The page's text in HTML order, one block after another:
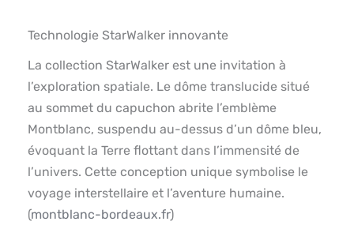
Technologie StarWalker innovante
La collection StarWalker est une invitation à
l’exploration spatiale. Le dôme translucide situé
au sommet du capuchon abrite l’emblème
Montblanc, suspendu au-dessus d’un dôme bleu,
évoquant la Terre flottant dans l’immensité de
l’univers. Cette conception unique symbolise le
voyage interstellaire et l’aventure humaine.
(montblanc-bordeaux.fr)